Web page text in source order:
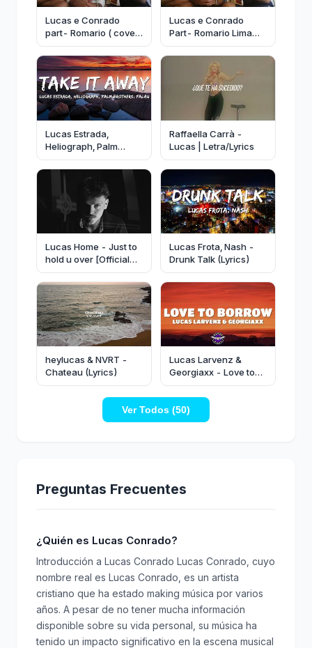
Lucas e Conrado
part- Romario ( cover
Aldair Play Boy )
novinha pode pá
Lucas e Conrado
Part- Romario Lima
(Cover Aldair PlayBoy
Falso Amor )
Lucas Estrada,
Heliograph, Palm
Brothers, Palau - Take
It Away (Lyrics)
Raffaella Carrà -
Lucas | Letra/Lyrics
Lucas Home - Just to
hold u over [Official
Music Video]
Lucas Frota, Nash -
Drunk Talk (Lyrics)
heylucas & NVRT -
Chateau (Lyrics)
Lucas Larvenz &
Georgiaxx - Love to
Borrow (Lyrics)
Ver Todos (50)
Preguntas Frecuentes
¿Quién es Lucas Conrado?
Introducción a Lucas Conrado Lucas Conrado, cuyo
nombre real es Lucas Conrado, es un artista
cristiano que ha estado making música por varios
años. A pesar de no tener mucha información
disponible sobre su vida personal, su música ha
tenido un impacto significativo en la escena musical